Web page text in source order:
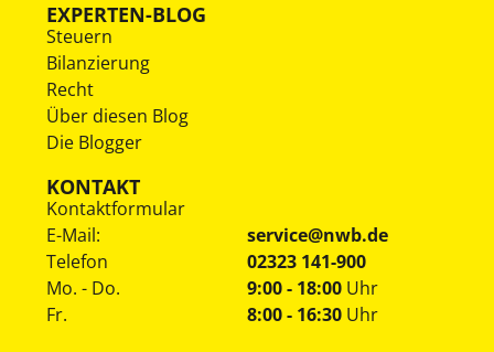
EXPERTEN-BLOG
Steuern
Bilanzierung
Recht
Über diesen Blog
Die Blogger
KONTAKT
Kontaktformular
E-Mail:
service@nwb.de
Telefon
02323 141-900
Mo. - Do.
Fr.
9:00 - 18:00 Uhr
8:00 - 16:30 Uhr